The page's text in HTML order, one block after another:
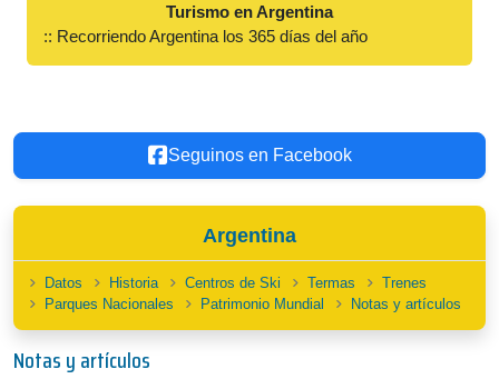
Turismo en Argentina
:: Recorriendo Argentina los 365 días del año
Seguinos en Facebook
Argentina
Datos Historia Centros de Ski Termas
Trenes
Parques Nacionales
Patrimonio Mundial Notas y artículos
Notas y artículos